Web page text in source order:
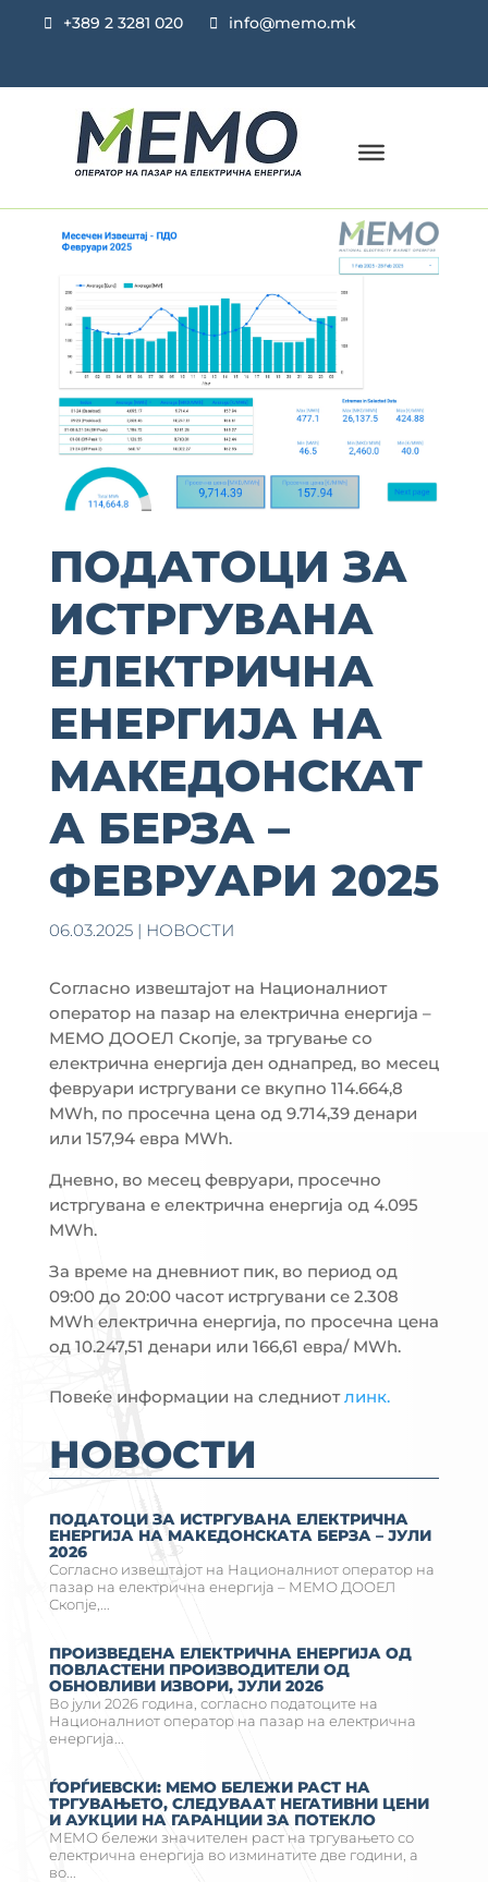
+389 2 3281 020 info@memo.mk
ПОДАТОЦИ ЗА
ИСТРГУВАНА
ЕЛЕКТРИЧНА
ЕНЕРГИЈА НА
MАКЕДОНСКАТ
А БЕРЗА –
ФЕВРУАРИ 2025
06.03.2025| НОВОСТИ
Согласно извештајот на Националниот
оператор на пазар на електрична енергија –
МЕМО ДООЕЛ Скопје, за тргување со
електрична енергија ден однапред, во месец
февруари истргувани се вкупно 114.664,8
MWh, по просечна цена од 9.714,39 денари
или 157,94 евра MWh.
Дневно, во месец февруари, просечно
истргувана е електрична енергија од 4.095
MWh.
За време на дневниот пик, во период од
09:00 до 20:00 часот истргувани се 2.308
MWh електрична енергија, по просечна цена
од 10.247,51 денари или 166,61 евра/ MWh.
Повеќе информации на следниотлинк.
НОВОСТИ
ПОДАТОЦИ ЗА ИСТРГУВАНА ЕЛЕКТРИЧНА
ЕНЕРГИЈА НА MАКЕДОНСКАТА БЕРЗА – ЈУЛИ
2026
Согласно извештајот на Националниот оператор на
пазар на електрична енергија – МЕМО ДООЕЛ
Скопје,...
ПРОИЗВЕДЕНА ЕЛЕКТРИЧНА ЕНЕРГИЈА ОД
ПОВЛАСТЕНИ ПРОИЗВОДИТЕЛИ ОД
ОБНОВЛИВИ ИЗВОРИ, ЈУЛИ 2026
Во јули 2026 година, согласно податоците на
Националниот оператор на пазар на електрична
енергија...
ЃОРЃИЕВСКИ: МЕМО БЕЛЕЖИ РАСТ НА
ТРГУВАЊЕТО, СЛЕДУВААТ НЕГАТИВНИ ЦЕНИ
И АУКЦИИ НА ГАРАНЦИИ ЗА ПОТЕКЛО
МЕМО бележи значителен раст на тргувањето со
електрична енергија во изминатите две години, а
во...